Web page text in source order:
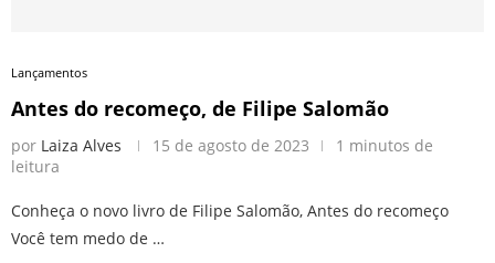
Lançamentos
Antes do recomeço, de Filipe Salomão
por Laiza Alves 15 de agosto de 2023
1 minutos de
leitura
Conheça o novo livro de Filipe Salomão, Antes do recomeço
Você tem medo de …